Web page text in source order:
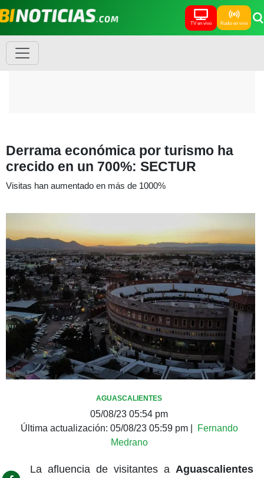
TV en vivo Radio en vivo
Derrama económica por turismo ha
crecido en un 700%: SECTUR
Visitas han aumentado en más de 1000%
AGUASCALIENTES
05/08/23 05:54 pm
Última actualización: 05/08/23 05:59 pm|
Fernando
Medrano
La afluencia de visitantes a Aguascalientes